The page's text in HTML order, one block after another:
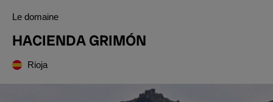
Le domaine
HACIENDA GRIMÓN
Rioja